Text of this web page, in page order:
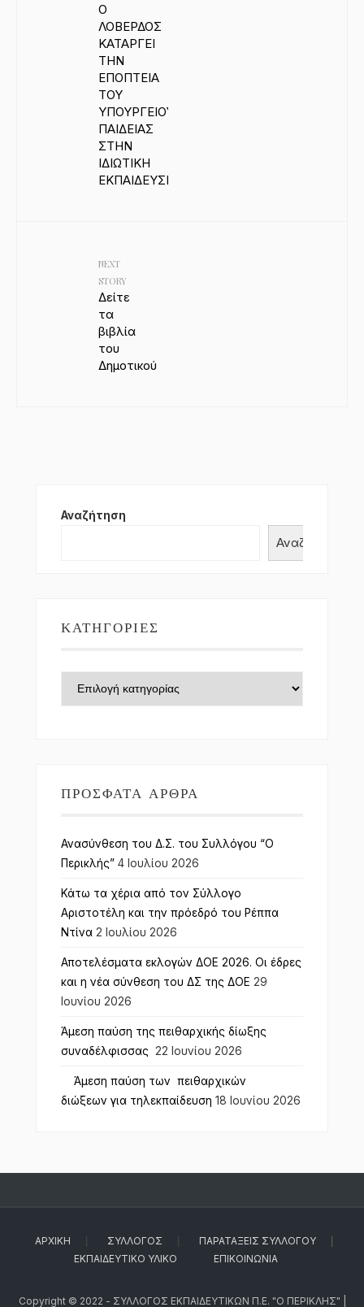
Ο
ΛΟΒΕΡΔΟΣ
ΚΑΤΑΡΓΕΙ
ΤΗΝ
ΕΠΟΠΤΕΙΑ
ΤΟΥ
ΥΠΟΥΡΓΕΙΟΥ
ΠΑΙΔΕΙΑΣ
ΣΤΗΝ
ΙΔΙΩΤΙΚΗ
ΕΚΠΑΙΔΕΥΣΗ
NEXT
STORY
Δείτε
τα
βιβλία
του
Δημοτικού
Αναζήτηση
Αναζήτηση
ΚΑΤΗΓΟΡΊΕΣ
Κατηγορίες
ΠΡΌΣΦΑΤΑ ΆΡΘΡΑ
Ανασύνθεση του Δ.Σ. του Συλλόγου “Ο
Περικλής” 4 Ιουλίου 2026
Κάτω τα χέρια από τον Σύλλογο
Αριστοτέλη και την πρόεδρό του Ρέππα
Ντίνα 2 Ιουλίου 2026
Αποτελέσματα εκλογών ΔΟΕ 2026. Οι έδρες
και η νέα σύνθεση του ΔΣ της ΔΟΕ 29
Ιουνίου 2026
Άμεση παύση της πειθαρχικής δίωξης
συναδέλφισσας
22 Ιουνίου 2026
Άμεση παύση των πειθαρχικών
διώξεων για τηλεκπαίδευση 18 Ιουνίου 2026
ΑΡΧΙΚΉ ΣΎΛΛΟΓΟΣ
ΠΑΡΑΤΆΞΕΙΣ ΣΥΛΛΌΓΟΥ
ΕΚΠΑΙΔΕΥΤΙΚΌ ΥΛΙΚΌ
ΕΠΙΚΟΙΝΩΝΊΑ
Copyright © 2022 - ΣΥΛΛΟΓΟΣ ΕΚΠΑΙΔΕΥΤΙΚΩΝ Π.Ε. "Ο ΠΕΡΙΚΛΗΣ" |